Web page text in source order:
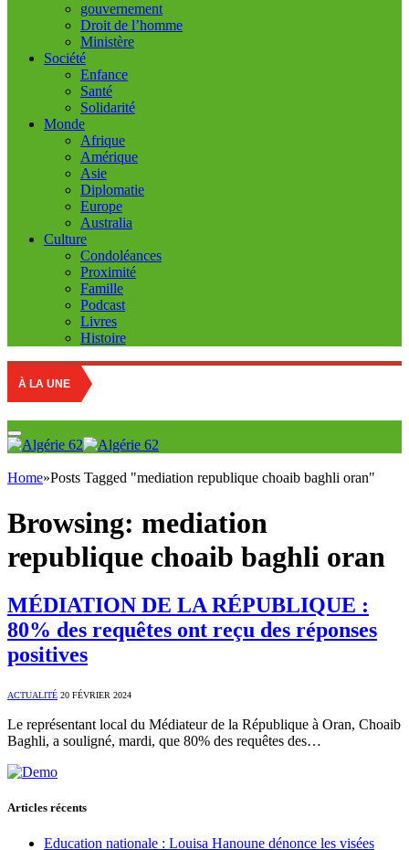
gouvernement
Droit de l’homme
Ministère
Société
Enfance
Santé
Solidarité
Monde
Afrique
Amérique
Asie
Diplomatie
Europe
Australia
Culture
Condoléances
Proximité
Famille
Podcast
Livres
Histoire
À LA UNE
Home»Posts Tagged "mediation republique choaib baghli oran"
Browsing: mediation
republique choaib baghli oran
MÉDIATION DE LA RÉPUBLIQUE :
80% des requêtes ont reçu des réponses
positives
ACTUALITÉ 20 FÉVRIER 2024
Le représentant local du Médiateur de la République à Oran, Choaib
Baghli, a souligné, mardi, que 80% des requêtes des…
Articles récents
Education nationale : Louisa Hanoune dénonce les visées